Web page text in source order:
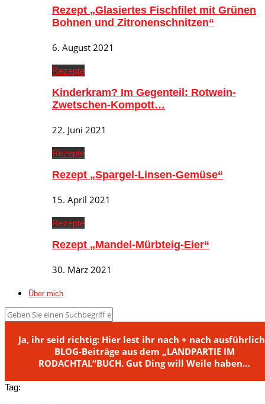
Rezept „Glasiertes Fischfilet mit Grünen
Bohnen und Zitronenschnitzen“
6. August 2021
Rezepte
Kinderkram? Im Gegenteil: Rotwein-
Zwetschen-Kompott…
22. Juni 2021
Rezepte
Rezept „Spargel-Linsen-Gemüse“
15. April 2021
Rezepte
Rezept „Mandel-Mürbteig-Eier“
30. März 2021
Über mich
Ja, ihr seid richtig: Hier lest ihr nach + nach
BLOG-Beiträge aus dem „LANDPARTIE IM
RODACHTAL“BUCH. Gut Ding will Weile haben…
Tag: